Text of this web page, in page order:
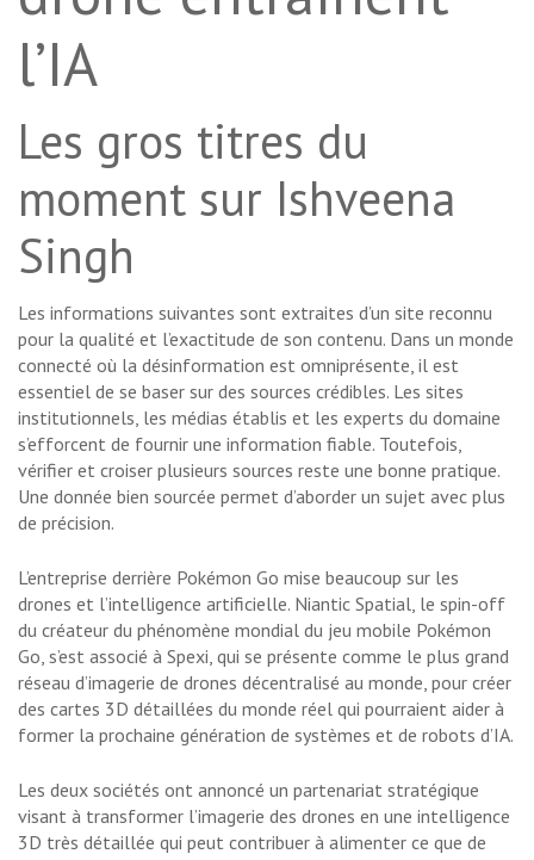
l’IA
Les gros titres du
moment sur Ishveena
Singh
Les informations suivantes sont extraites d’un site reconnu
pour la qualité et l’exactitude de son contenu. Dans un monde
connecté où la désinformation est omniprésente, il est
essentiel de se baser sur des sources crédibles. Les sites
institutionnels, les médias établis et les experts du domaine
s’efforcent de fournir une information fiable. Toutefois,
vérifier et croiser plusieurs sources reste une bonne pratique.
Une donnée bien sourcée permet d’aborder un sujet avec plus
de précision.
L’entreprise derrière Pokémon Go mise beaucoup sur les
drones et l’intelligence artificielle. Niantic Spatial, le spin-off
du créateur du phénomène mondial du jeu mobile Pokémon
Go, s’est associé à Spexi, qui se présente comme le plus grand
réseau d’imagerie de drones décentralisé au monde, pour créer
des cartes 3D détaillées du monde réel qui pourraient aider à
former la prochaine génération de systèmes et de robots d’IA.
Les deux sociétés ont annoncé un partenariat stratégique
visant à transformer l’imagerie des drones en une intelligence
3D très détaillée qui peut contribuer à alimenter ce que de